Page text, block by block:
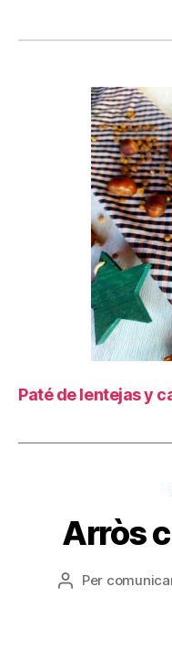
Paté de lentejas y
Arròs
Autor
Per